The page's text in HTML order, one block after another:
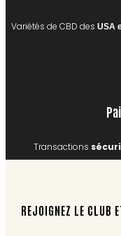
Variétés de CBD des USA
Transactions
REJOIGNEZ LE CLUB